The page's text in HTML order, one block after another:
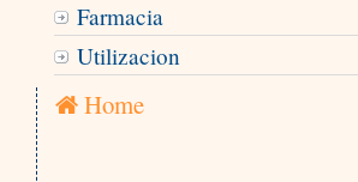
Farmacia
Utilizacion
Home